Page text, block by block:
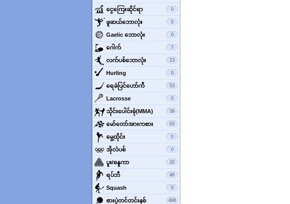
‌ငွေကြေးဆိုင်ရာ 0
‌ဖူဆယ်ဘောလုံး 5
‌Gaelic ဘောလုံး 0
‌ဂေါက် 7
‌လက်ပစ်ဘောလုံး 23
‌Hurling 0
ရေခဲပြင်ဟော်ကီ 53
‌Lacrosse 0
‌သိုင်းပေါင်းစုံ(MMA) 39
‌မော်တော်အားကစား 63
‌မွေ့ထိုင်း 0
‌အိုလံပစ် 0
‌ပူး/စနူကာ 20
‌ရပ်ဘီ 48
‌Squash 0
‌စားပွဲတင်တင်းနစ် 496